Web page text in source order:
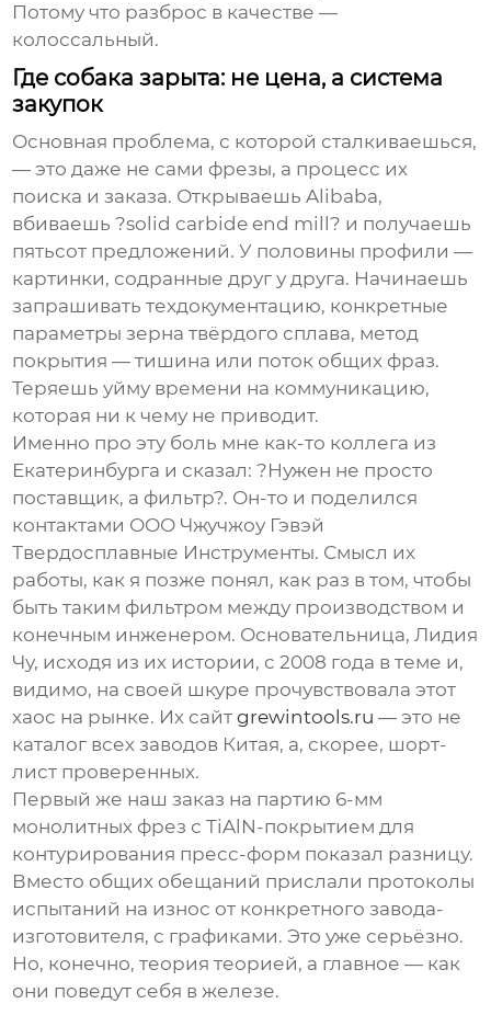
Потому что разброс в качестве —
колоссальный.
Где собака зарыта: не цена, а система
закупок
Основная проблема, с которой сталкиваешься,
— это даже не сами фрезы, а процесс их
поиска и заказа. Открываешь Alibaba,
вбиваешь ?solid carbide end mill? и получаешь
пятьсот предложений. У половины профили —
картинки, содранные друг у друга. Начинаешь
запрашивать техдокументацию, конкретные
параметры зерна твёрдого сплава, метод
покрытия — тишина или поток общих фраз.
Теряешь уйму времени на коммуникацию,
которая ни к чему не приводит.
Именно про эту боль мне как-то коллега из
Екатеринбурга и сказал: ?Нужен не просто
поставщик, а фильтр?. Он-то и поделился
контактами ООО Чжучжоу Гэвэй
Твердосплавные Инструменты. Смысл их
работы, как я позже понял, как раз в том, чтобы
быть таким фильтром между производством и
конечным инженером. Основательница, Лидия
Чу, исходя из их истории, с 2008 года в теме и,
видимо, на своей шкуре прочувствовала этот
хаос на рынке. Их сайтgrewintools.ru — это не
каталог всех заводов Китая, а, скорее, шорт-
лист проверенных.
Первый же наш заказ на партию 6-мм
монолитных фрез с TiAlN-покрытием для
контурирования пресс-форм показал разницу.
Вместо общих обещаний прислали протоколы
испытаний на износ от конкретного завода-
изготовителя, с графиками. Это уже серьёзно.
Но, конечно, теория теорией, а главное — как
они поведут себя в железе.